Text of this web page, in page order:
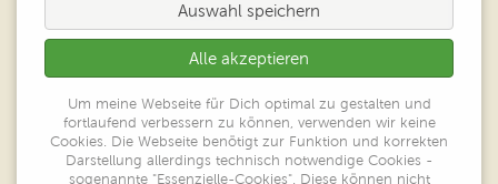
Datenschutz
Zentrum geistiges Heilen
Großer Ring 52
65550 Limburg/Lahn
Auswahl speichern
Alle akzeptieren
Um meine Webseite für Dich optimal zu gestalten und
fortlaufend verbessern zu können, verwenden wir keine
Cookies. Die Webseite benötigt zur Funktion und korrekten
Darstellung allerdings technisch notwendige Cookies -
sogenannte "Essenzielle-Cookies". Diese können nicht